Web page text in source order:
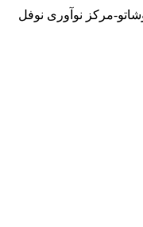
مرکز نوآوری نوفل